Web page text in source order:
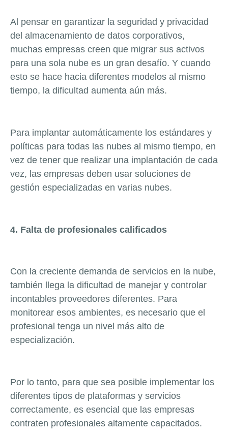
Al pensar en garantizar la seguridad y privacidad
del almacenamiento de datos corporativos,
muchas empresas creen que migrar sus activos
para una sola nube es un gran desafío. Y cuando
esto se hace hacia diferentes modelos al mismo
tiempo, la dificultad aumenta aún más.
Para implantar automáticamente los estándares y
políticas para todas las nubes al mismo tiempo, en
vez de tener que realizar una implantación de cada
vez, las empresas deben usar soluciones de
gestión especializadas en varias nubes.
4. Falta de profesionales calificados
Con la creciente demanda de servicios en la nube,
también llega la dificultad de manejar y controlar
incontables proveedores diferentes. Para
monitorear esos ambientes, es necesario que el
profesional tenga un nivel más alto de
especialización.
Por lo tanto, para que sea posible implementar los
diferentes tipos de plataformas y servicios
correctamente, es esencial que las empresas
contraten profesionales altamente capacitados.